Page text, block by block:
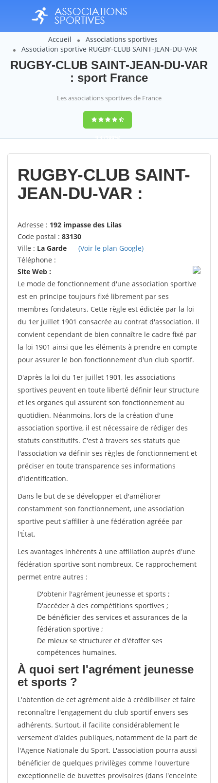
Accueil
Associations sportives
Association sportive RUGBY-CLUB SAINT-JEAN-DU-VAR
RUGBY-CLUB SAINT-JEAN-DU-VAR
: sport France
Les associations sportives de France
9,4(100%)
14358votes
RUGBY-CLUB SAINT-
JEAN-DU-VAR :
Adresse : 192 impasse des Lilas
Code postal : 83130
Ville : La Garde
(Voir le plan Google)
Téléphone :
Site Web :
Le mode de fonctionnement d'une association sportive
est en principe toujours fixé librement par ses
membres fondateurs. Cette règle est édictée par la loi
du 1er juillet 1901 consacrée au contrat d'association. Il
convient cependant de bien connaître le cadre fixé par
la loi 1901 ainsi que les éléments à prendre en compte
pour assurer le bon fonctionnement d'un club sportif.
D'après la loi du 1er juillet 1901, les associations
sportives peuvent en toute liberté définir leur structure
et les organes qui assurent son fonctionnement au
quotidien. Néanmoins, lors de la création d'une
association sportive, il est nécessaire de rédiger des
statuts constitutifs. C'est à travers ses statuts que
l'association va définir ses règles de fonctionnement et
préciser en toute transparence ses informations
d'identification.
Dans le but de se développer et d'améliorer
constamment son fonctionnement, une association
sportive peut s'affilier à une fédération agréée par
l'État.
Les avantages inhérents à une affiliation auprès d'une
fédération sportive sont nombreux. Ce rapprochement
permet entre autres :
D'obtenir l'agrément jeunesse et sports ;
D'accéder à des compétitions sportives ;
De bénéficier des services et assurances de la
fédération sportive ;
De mieux se structurer et d'étoffer ses
compétences humaines.
À quoi sert l'agrément jeunesse
et sports ?
L'obtention de cet agrément aide à crédibiliser et faire
reconnaître l'engagement du club sportif envers ses
adhérents. Surtout, il facilite considérablement le
versement d'aides publiques, notamment de la part de
l'Agence Nationale du Sport. L'association pourra aussi
bénéficier de quelques privilèges comme l'ouverture
exceptionnelle de buvettes provisoires (dans l'enceinte